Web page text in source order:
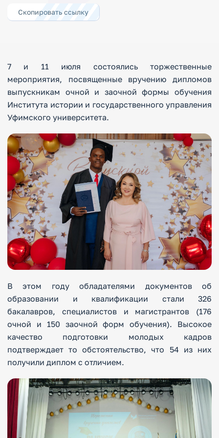
Скопировать ссылку
7 и 11 июля состоялись торжественные
мероприятия, посвященные вручению дипломов
выпускникам очной и заочной формы обучения
Института истории и государственного управления
Уфимского университета.
В этом году обладателями документов об
образовании и квалификации стали 326
бакалавров, специалистов и магистрантов (176
очной и 150 заочной форм обучения). Высокое
качество подготовки молодых кадров
подтверждает то обстоятельство, что 54 из них
получили диплом с отличием.